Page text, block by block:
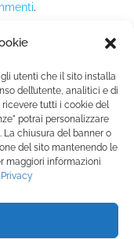
utenti che il sito installa
dell’utente, analitici e di
tutti i cookie del
potrai personalizzare
La chiusura del banner o
del sito mantenendo le
maggiori informazioni
.
ETS